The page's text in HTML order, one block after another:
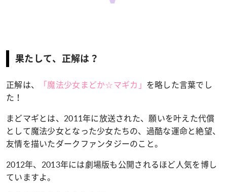
果たして、正解は？
正解は、 「魔法少女まどか☆マギカ」 を略した言葉でし
た！
まどマギとは、2011年に放送された、願いを叶えた代償
として魔法少女となった少女たちの、過酷な運命と絶望、
友情を描いたダークファンタジーのこと。
2012年、2013年には劇場版も公開されるほど人気を博し
ていますよ。